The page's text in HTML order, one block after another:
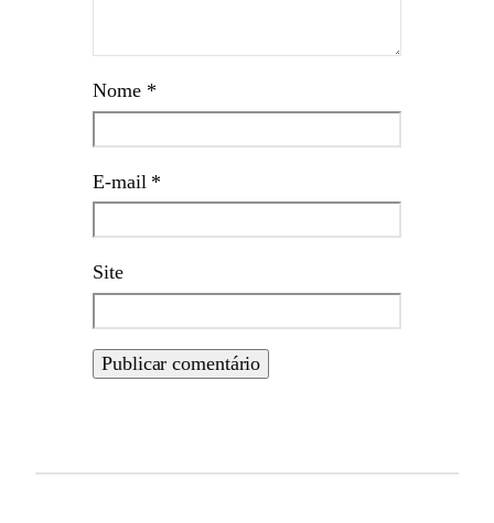
Nome *
E-mail *
Site